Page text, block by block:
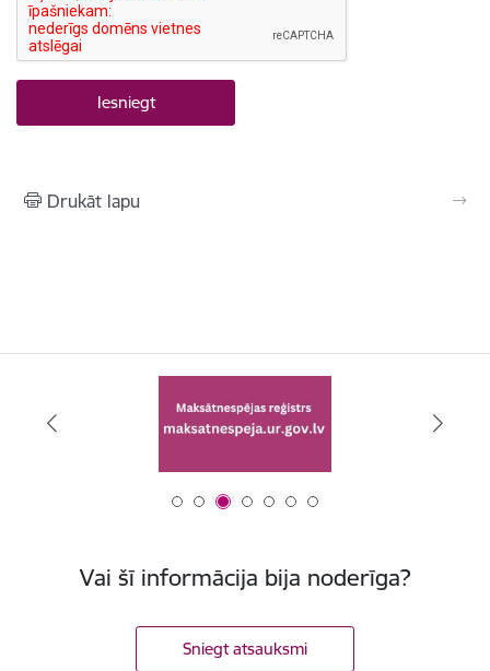
Drukāt lapu
Vai šī informācija bija noderīga?
Sniegt atsauksmi